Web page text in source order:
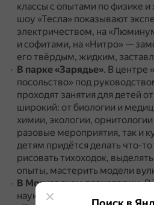
классы с опытами по физике и
шоу «Тесла» показывают
электричеством, на
и софитами, на «Нитро» —
его твёрдым, жидким,
В парке «Зарядье». В центре
посольство» под
проходят занятия для детей
широкий: от биологии и
химии, экологии, орнитологии
разовые мероприятия, так и
детям придётся делать что-
рисовать тихоходок,
опыты, мастерить модели
В Московском планетарии.В
науки есть научные